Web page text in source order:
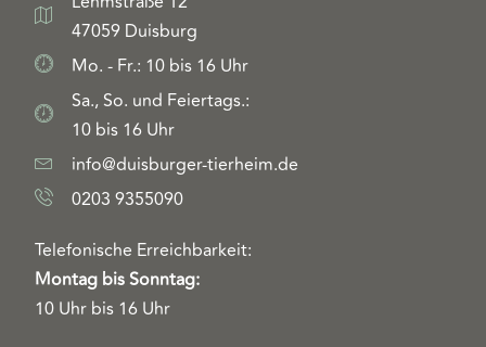
47059 Duisburg
Mo. - Fr.: 10 bis 16 Uhr
Sa., So. und Feiertags.:
10 bis 16 Uhr
info@duisburger-tierheim.de
0203 9355090
Telefonische Erreichbarkeit:
Montag bis Sonntag:
10 Uhr bis 16 Uhr